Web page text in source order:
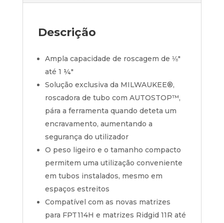
Descrição
Ampla capacidade de roscagem de ⅛″
até 1 ¼″
Solução exclusiva da MILWAUKEE®,
roscadora de tubo com AUTOSTOP™,
pára a ferramenta quando deteta um
encravamento, aumentando a
segurança do utilizador
O peso ligeiro e o tamanho compacto
permitem uma utilização conveniente
em tubos instalados, mesmo em
espaços estreitos
Compatível com as novas matrizes
para FPT114H e matrizes Ridgid 11R até